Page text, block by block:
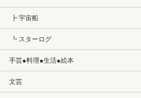
┣ 宇宙船
┗ スターログ
手芸●料理●生活●絵本
文芸